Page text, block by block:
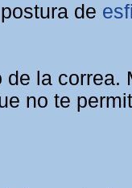
de
de la correa.
no te